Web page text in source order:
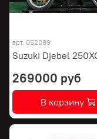
арт. 052099
Suzuki Djebel
269000 руб
В корзину